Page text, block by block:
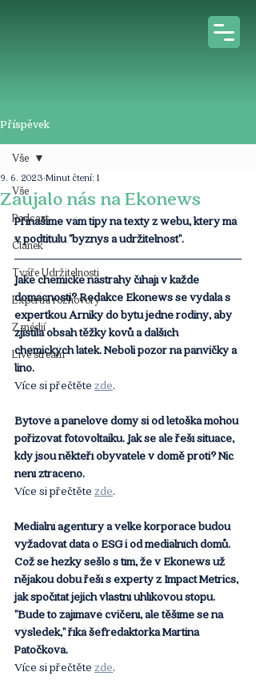
Příspěvek
Vše
Podcast
Článek
Tváře Udržitelnosti
Expertní rozhovory
Z médií
Live stream
Vše
Zaujalo nás na Ekonews
9. 6. 2023 Minut čtení: 1
Přinášíme vám tipy na texty z webu, který má
v podtitulu "byznys a udržitelnost".
Jaké chemické nástrahy číhají v každé
domácnosti? Redakce Ekonews se vydala s
expertkou Arniky do bytu jedné rodiny, aby
zjistila obsah těžký kovů a dalších
chemických látek. Neboli pozor na pánvičky a
lino.
Více si přečtěte zde.
Bytové a panelové domy si od letoška mohou
pořizovat fotovoltaiku. Jak se ale řeší situace,
kdy jsou někteří obyvatelé v domě proti? Nic
není ztraceno.
Více si přečtěte zde.
Mediální agentury a velké korporace budou
vyžadovat data o ESG i od mediálních domů.
Což se hezky sešlo s tím, že v Ekonews už
nějakou dobu řeší s experty z Impact Metrics,
jak spočítat jejich vlastní uhlíkovou stopu.
"Bude to zajímavé cvičení, ale těšíme se na
výsledek," říká šéfredaktorka Martina
Patočková.
Více si přečtěte zde.